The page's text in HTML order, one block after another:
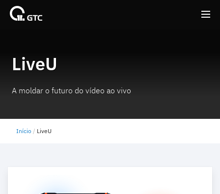
LiveU
A moldar o futuro do vídeo ao vivo
Início LiveU